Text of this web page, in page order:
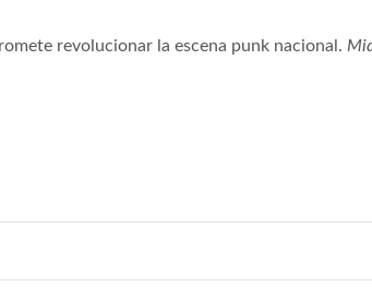
revolucionar la escena punk nacional.